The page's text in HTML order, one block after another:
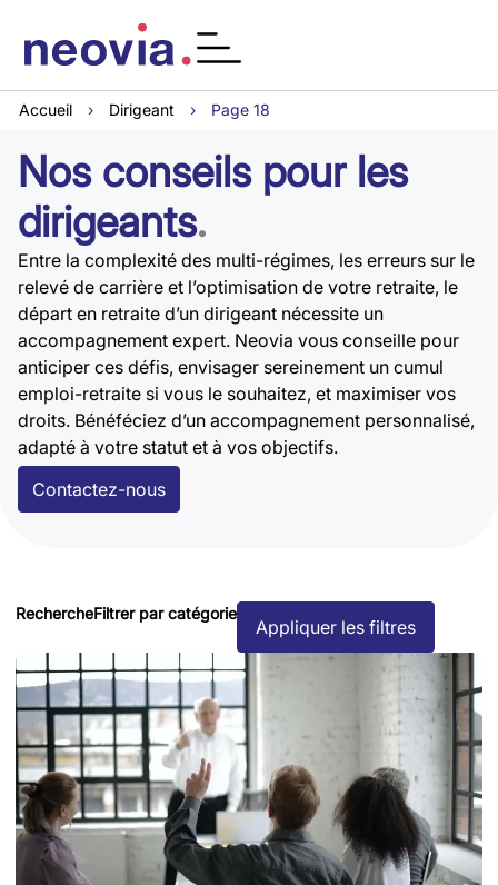
Accueil › Dirigeant › Page 18
Nos conseils pour les
dirigeants.
Entre la complexité des multi-régimes, les erreurs sur le
relevé de carrière et l’optimisation de votre retraite, le
départ en retraite d’un dirigeant nécessite un
accompagnement expert. Neovia vous conseille pour
anticiper ces défis, envisager sereinement un cumul
emploi-retraite si vous le souhaitez, et maximiser vos
droits. Bénéféciez d’un accompagnement personnalisé,
adapté à votre statut et à vos objectifs.
Contactez-nous
RechercheFiltrer par catégorie
Appliquer les filtres